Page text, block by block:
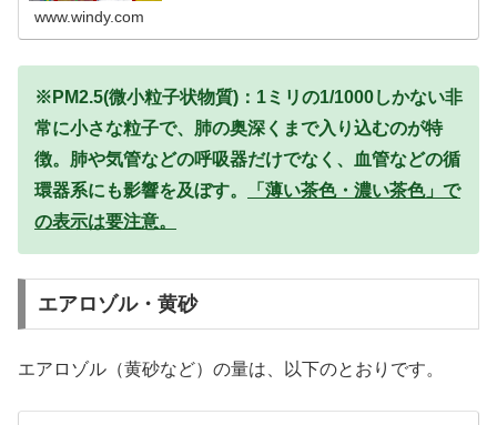
www.windy.com
※PM2.5(微小粒子状物質)：1ミリの1/1000しかない非
常に小さな粒子で、肺の奥深くまで入り込むのが特
徴。肺や気管などの呼吸器だけでなく、血管などの循
環器系にも影響を及ぼす。
「薄い茶色・濃い茶色」で
の表示は要注意。
エアロゾル・黄砂
エアロゾル（黄砂など）の量は、以下のとおりです。